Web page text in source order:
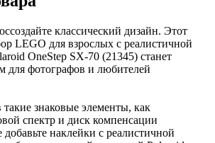
классический дизайн. Этот
LEGO для взрослых с реалистичной
OneStep SX-70 (21345) станет
для фотографов и любителей
такие знаковые элементы, как
спектр и диск компенсации
наклейки с реалистичной